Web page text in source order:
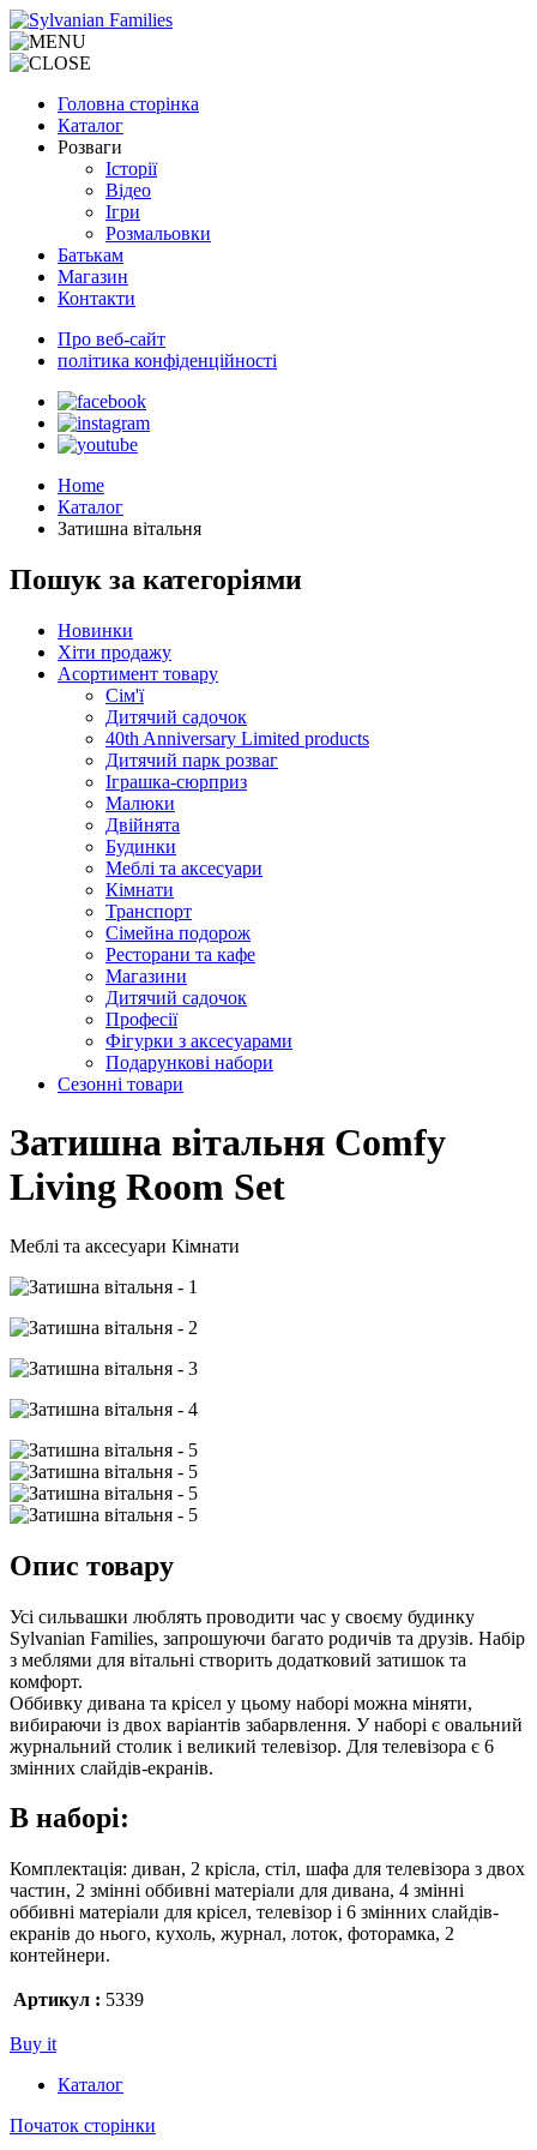
Головна сторінка
Каталог
Розваги
Історії
Відео
Ігри
Розмальовки
Батькам
Магазин
Контакти
Про веб-сайт
політика конфіденційності
Home
Каталог
Затишна вітальня
Пошук за категоріями
Новинки
Хіти продажу
Асортимент товару
Сім'ї
Дитячий садочок
40th Anniversary Limited products
Дитячий парк розваг
Іграшка-сюрприз
Малюки
Двійнята
Будинки
Меблі та аксесуари
Кімнати
Транспорт
Сімейна подорож
Ресторани та кафе
Магазини
Дитячий садочок
Професії
Фігурки з аксесуарами
Подарункові набори
Сезонні товари
Затишна вітальня Comfy
Living Room Set
Меблі та аксесуари Кімнати
Опис товару
Усі сильвашки люблять проводити час у своєму будинку
Sylvanian Families, запрошуючи багато родичів та друзів. Набір
з меблями для вітальні створить додатковий затишок та
комфорт.
Оббивку дивана та крісел у цьому наборі можна міняти,
вибираючи із двох варіантів забарвлення. У наборі є овальний
журнальний столик і великий телевізор. Для телевізора є 6
змінних слайдів-екранів.
В наборі:
Комплектація: диван, 2 крісла, стіл, шафа для телевізора з двох
частин, 2 змінні оббивні матеріали для дивана, 4 змінні
оббивні матеріали для крісел, телевізор і 6 змінних слайдів-
екранів до нього, кухоль, журнал, лоток, фоторамка, 2
контейнери.
Артикул : 5339
Buy it
Каталог
Початок сторінки